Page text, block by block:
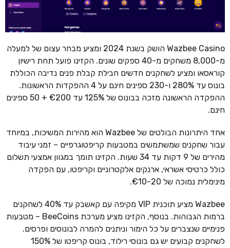
Wazbee Casino הושק בשנת 2024 ומציע מבחר עצום של למעלה
מ-8,000 משחקים מ-40 ספקים שונים. הקזינו פועל תחת רישיון
קוראסאו ומציע לשחקנים חדשים חבילת קבלת פנים נדיבה הכוללת
בונוס עד 280% ו-230 ספינים חינם על 4 ההפקדות הראשונות.
ההפקדה הראשונה מזכה בבונוס של 125% עד €200 + 50 ספינים
חינם.
אחד היתרונות הבולטים של Wazbee הוא מהירות המשיכות, במיוחד
עבור שחקנים שמשתמשים במטבעות קריפטוגרפיים – זמני עיבוד
מהירים של 9 דקות עד 34 שעות. הקזינו תומך במגוון אמצעי תשלום
כולל כרטיסי אשראי, ארנקים אלקטרוניים וקריפטו, עם הפקדה
מינימלית נמוכה של €10-20.
Wazbee מציע תוכנית VIP מקיפה עם קאשבק עד 40% לשחקנים
ברמות הגבוהות. בנוסף, הקזינו מציע מערכת BeeCoins – מטבעות
פנימיים שנצברים על כל הימור וניתנים להמרה לבונוסים ופרסים.
לשחקנים קבועים יש גם בונוסי רילוד, בונוס קריפטו של 150%